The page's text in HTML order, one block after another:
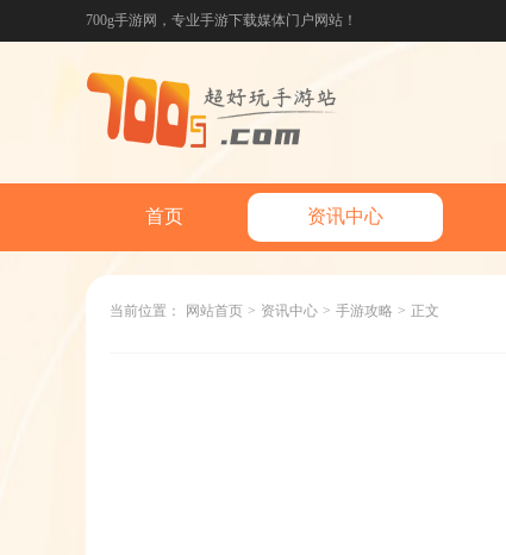
700g手游网，专业手游下载媒体门户网站！
首页 资讯中心
当前位置： 网站首页 > 资讯中心 > 手游攻略 > 正文